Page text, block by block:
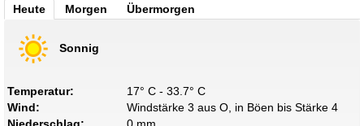
Heute Morgen Übermorgen
Sonnig
Temperatur:
17° C - 33.7° C
Wind:
Windstärke 3 aus O, in Böen bis Stärke 4